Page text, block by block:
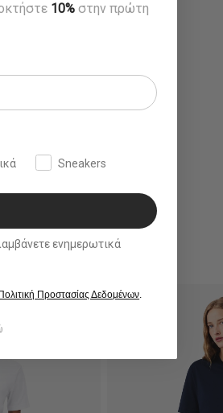
10% στην πρώτη
Sneakers
Πολιτική Προστασίας Δεδομένων.